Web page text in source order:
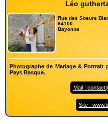
Léo
Rue des Soeurs
64100
Bayonne
Photographe de Mariage & Portrait
Pays Basque.
Mail :
Site :